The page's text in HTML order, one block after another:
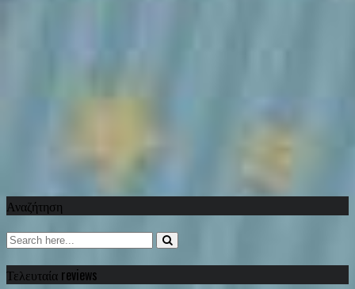
Αναζήτηση
Τελευταία reviews